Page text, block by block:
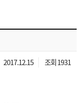
2017.12.15 조회 1931